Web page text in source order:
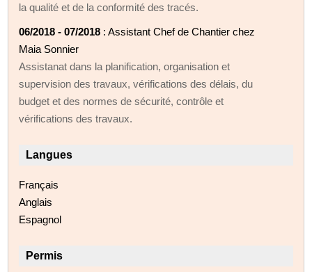
la qualité et de la conformité des tracés.
06/2018 - 07/2018 : Assistant Chef de Chantier chez
Maia Sonnier
Assistanat dans la planification, organisation et
supervision des travaux, vérifications des délais, du
budget et des normes de sécurité, contrôle et
vérifications des travaux.
Langues
Français
Anglais
Espagnol
Permis